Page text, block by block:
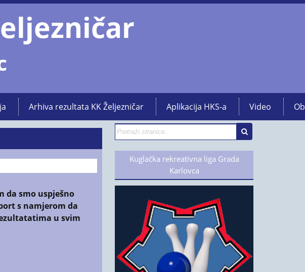
Arhiva rezultata KK Željezničar Aplikacija HKS-a Video
da smo uspješno
s namjerom da
u svim
Kuglačka rekreativna liga Grada
Karlovca